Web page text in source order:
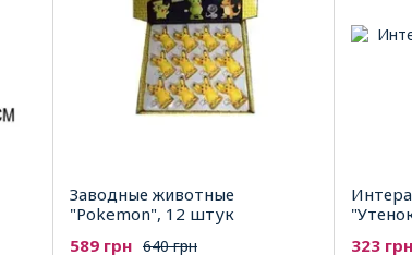
Заводные животные
"Pokemon", 12 штук
640 грн
589 грн 323 грн